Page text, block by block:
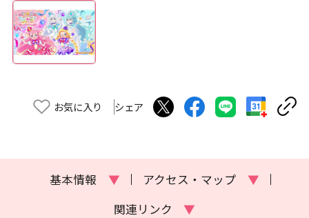
お気に入り シェア
基本情報 ▼ アクセス・マップ
▼
関連リンク
▼